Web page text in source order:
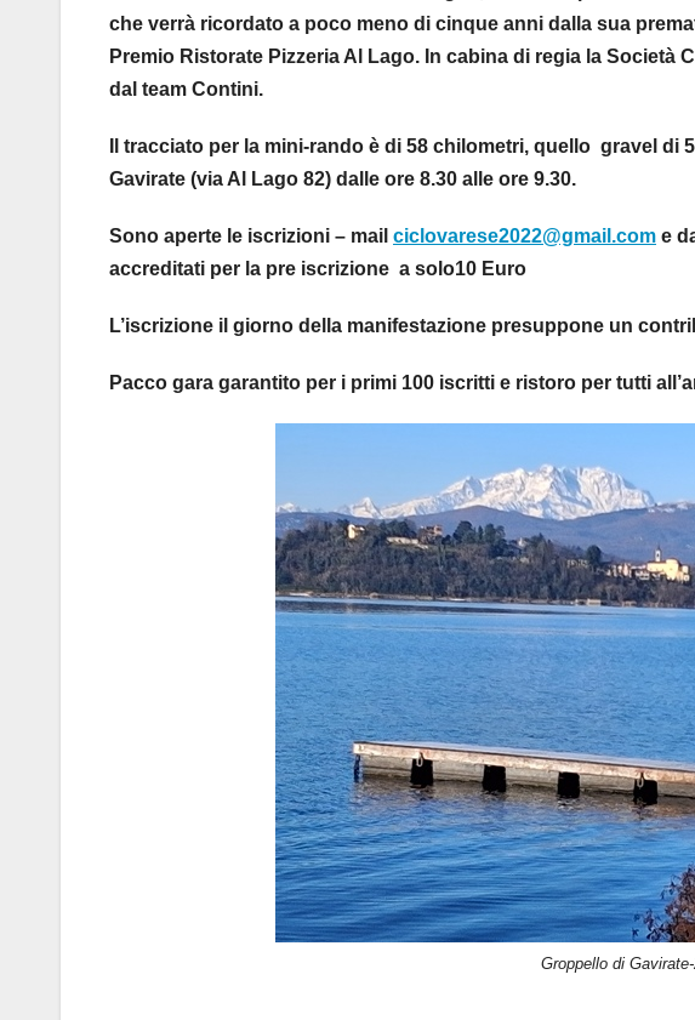
che verrà ricordato a poco meno di cinque anni dalla sua
Premio Ristorate Pizzeria Al Lago. In cabina di regia la
dal team Contini.
Il tracciato per la mini-rando è di 58 chilometri, quello gravel di
Gavirate (via Al Lago 82) dalle ore 8.30 alle ore 9.30.
Sono aperte le iscrizioni – mail ciclovarese2022@gmail.com e
accreditati per la pre iscrizione a solo10 Euro
L’iscrizione il giorno della manifestazione presuppone un
Pacco gara garantito per i primi 100 iscritti e ristoro per tutti
Groppello di